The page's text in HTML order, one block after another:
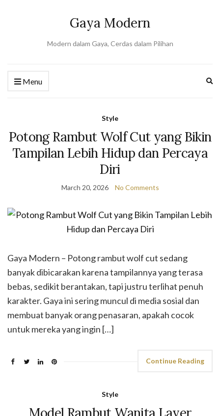
Gaya Modern
Modern dalam Gaya, Cerdas dalam Pilihan
Menu
Style
Potong Rambut Wolf Cut yang Bikin
Tampilan Lebih Hidup dan Percaya
Diri
March 20, 2026 No Comments
Gaya Modern – Potong rambut wolf cut sedang
banyak dibicarakan karena tampilannya yang terasa
bebas, sedikit berantakan, tapi justru terlihat penuh
karakter. Gaya ini sering muncul di media sosial dan
membuat banyak orang penasaran, apakah cocok
untuk mereka yang ingin […]
Continue Reading
Style